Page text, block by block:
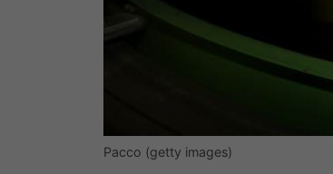
Pacco (getty images)